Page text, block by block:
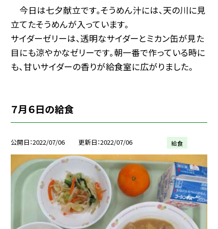
今日は七夕献立です。そうめん汁には、天の川に見
立てたそうめんが入っています。
サイダーゼリーは、透明なサイダーとミカン缶が見た
目にも涼やかなゼリーです。朝一番で作っている時に
も、甘いサイダーの香りが給食室に広がりました。
７月６日の給食
公開日 2022/07/06 更新日 2022/07/06 給食